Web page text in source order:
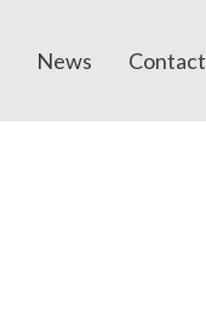
News Contact